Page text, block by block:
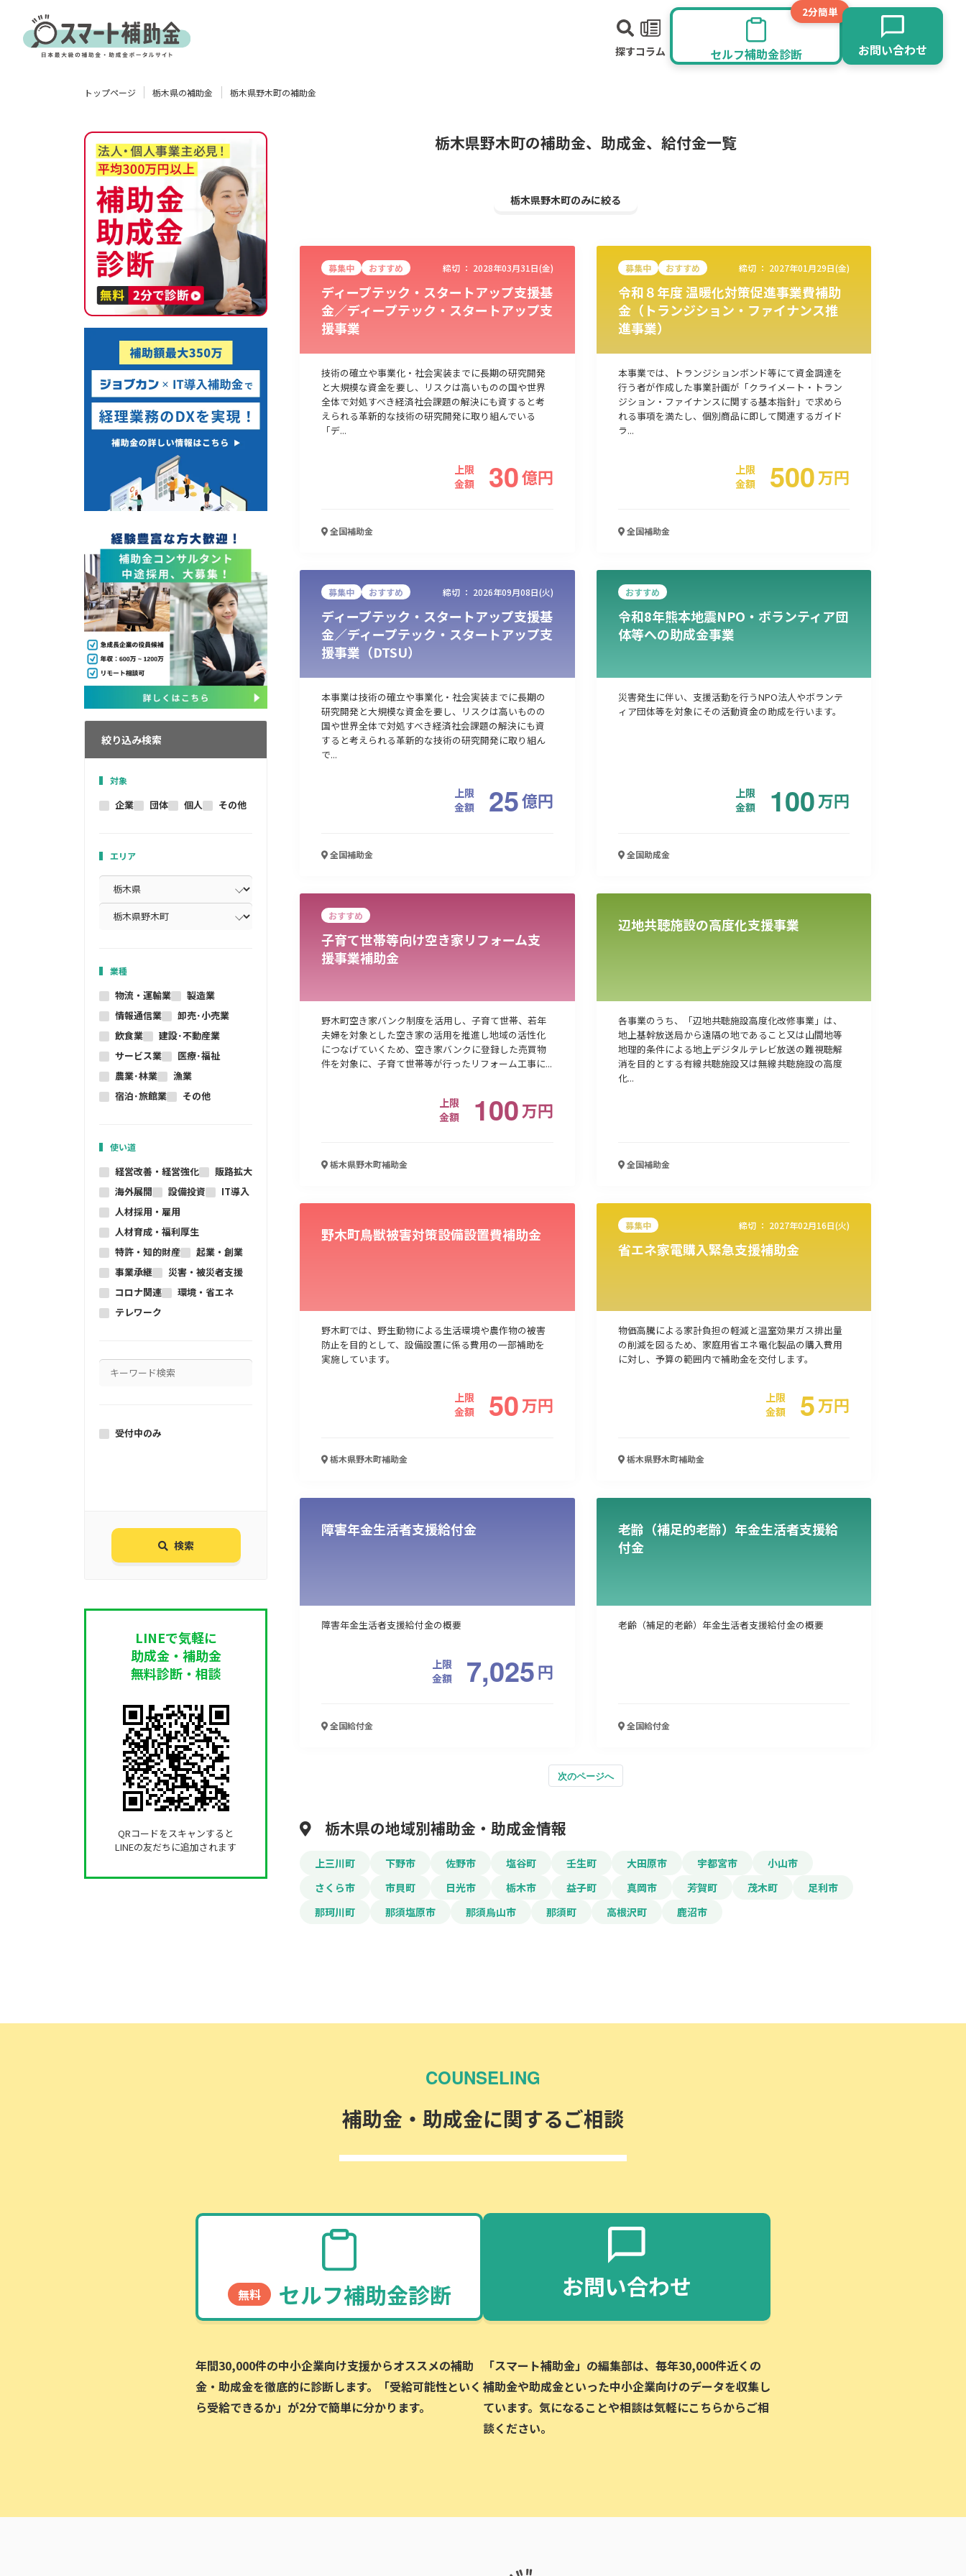
探すコラム
2分簡単
セルフ補助金診断 お問い合わせ
製造業 情報通信業 卸売･小売業 建設･不動産業 サービス業 医療･福祉 農業･林業 宿泊･旅館業 その他
販路拡大 海外展開
トップページ 栃木県の補助金 栃木県野木町の補助金
絞り込み検索
対象
企業 団体 個人 その他
エリア
業種
物流・運輸業
製造業
情報通信業
卸売･小売業
飲食業
建設･不動産業
サービス業
医療･福祉
農業･林業
漁業
宿泊･旅館業
その他
使い道
経営改善・経営強化
販路拡大
海外展開
設備投資
IT導入
人材採用・雇用
人材育成・福利厚生
特許・知的財産
起業・創業
事業承継
災害・被災者支援
コロナ関連
環境・省エネ
テレワーク
受付中のみ
検索
LINEで気軽に
助成金・補助金
無料診断・相談
QRコードをスキャンすると
LINEの友だちに追加されます
栃木県野木町の補助金、助成金、給付金一覧
栃木県野木町のみに絞る
募集中 おすすめ 締切 ： 2028年03月31日(金)
ディープテック・スタートアップ支援基
金／ディープテック・スタートアップ支
援事業
技術の確立や事業化・社会実装までに長期の研究開発
と大規模な資金を要し、リスクは高いものの国や世界
全体で対処すべき経済社会課題の解決にも資すると考
えられる革新的な技術の研究開発に取り組んでいる
「デ...
上限
金額
30億円
全国補助金
募集中 おすすめ 締切 ： 2027年01月29日(金)
令和８年度 温暖化対策促進事業費補助
金（トランジション・ファイナンス推
進事業）
本事業では、トランジションボンド等にて資金調達を
行う者が作成した事業計画が「クライメート・トラン
ジション・ファイナンスに関する基本指針」で求めら
れる事項を満たし、個別商品に即して関連するガイド
ラ...
上限
金額
500万円
全国補助金
募集中 おすすめ 締切 ： 2026年09月08日(火)
ディープテック・スタートアップ支援基
金／ディープテック・スタートアップ支
援事業（DTSU）
本事業は技術の確立や事業化・社会実装までに長期の
研究開発と大規模な資金を要し、リスクは高いものの
国や世界全体で対処すべき経済社会課題の解決にも資
すると考えられる革新的な技術の研究開発に取り組ん
で...
上限
金額
25億円
全国補助金
おすすめ
令和8年熊本地震NPO・ボランティア団
体等への助成金事業
災害発生に伴い、支援活動を行うNPO法人やボランテ
ィア団体等を対象にその活動資金の助成を行います。
上限
金額
100万円
全国助成金
おすすめ
子育て世帯等向け空き家リフォーム支
援事業補助金
野木町空き家バンク制度を活用し、子育て世帯、若年
夫婦を対象とした空き家の活用を推進し地域の活性化
につなげていくため、空き家バンクに登録した売買物
件を対象に、子育て世帯等が行ったリフォーム工事に...
上限
金額
100万円
栃木県野木町補助金
辺地共聴施設の高度化支援事業
各事業のうち、「辺地共聴施設高度化改修事業」は、
地上基幹放送局から遠隔の地であること又は山間地等
地理的条件による地上デジタルテレビ放送の難視聴解
消を目的とする有線共聴施設又は無線共聴施設の高度
化...
全国補助金
野木町鳥獣被害対策設備設置費補助金
野木町では、野生動物による生活環境や農作物の被害
防止を目的として、設備設置に係る費用の一部補助を
実施しています。
上限
金額
50万円
栃木県野木町補助金
募集中 締切 ： 2027年02月16日(火)
省エネ家電購入緊急支援補助金
物価高騰による家計負担の軽減と温室効果ガス排出量
の削減を図るため、家庭用省エネ電化製品の購入費用
に対し、予算の範囲内で補助金を交付します。
上限
金額
5万円
栃木県野木町補助金
障害年金生活者支援給付金
障害年金生活者支援給付金の概要
上限
金額
7,025円
全国給付金
老齢（補足的老齢）年金生活者支援給
付金
老齢（補足的老齢）年金生活者支援給付金の概要
全国給付金
次のページへ
栃木県の地域別補助金・助成金情報
上三川町 下野市 佐野市 塩谷町 壬生町 大田原市 宇都宮市
小山市
さくら市
市貝町 日光市 栃木市 益子町 真岡市 芳賀町 茂木町
足利市
那珂川町
那須塩原市 那須烏山市 那須町 高根沢町 鹿沼市
COUNSELING
補助金・助成金に関するご相談
無料 セルフ補助金診断
年間30,000件の中小企業向け支援からオススメの補助
金・助成金を徹底的に診断します。「受給可能性といく
ら受給できるか」が2分で簡単に分かります。
お問い合わせ
「スマート補助金」の編集部は、毎年30,000件近くの
補助金や助成金といった中小企業向けのデータを収集し
ています。気になることや相談は気軽にこちらからご相
談ください。